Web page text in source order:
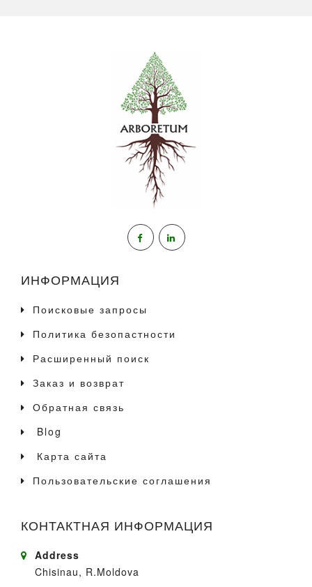
ИНФОРМАЦИЯ
Поисковые запросы
Политика безопастности
Расширенный поиск
Заказ и возврат
Обратная связь
Blog
Карта сайта
Пользовательские соглашения
КОНТАКТНАЯ ИНФОРМАЦИЯ
Address
Chisinau, R.Moldova